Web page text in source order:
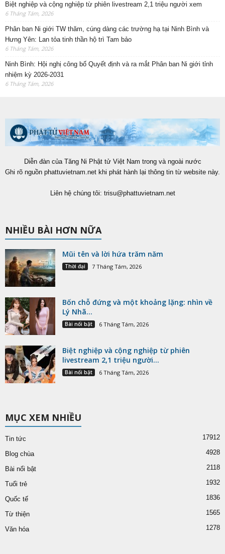
Biệt nghiệp và cộng nghiệp từ phiên livestream 2,1 triệu người xem
6 Tháng Tám, 2026
Phân ban Ni giới TW thăm, cúng dàng các trường hạ tại Ninh Bình và
Hưng Yên: Lan tỏa tinh thần hộ trì Tam bảo
6 Tháng Tám, 2026
Ninh Bình: Hội nghị công bố Quyết định và ra mắt Phân ban Ni giới tỉnh
nhiệm kỳ 2026-2031
6 Tháng Tám, 2026
Diễn đàn của Tăng Ni Phật tử Việt Nam trong và ngoài nước
Ghi rõ nguồn phattuvietnam.net khi phát hành lại thông tin từ website này.
Liên hệ chúng tôi: trisu@phattuvietnam.net
NHIỀU BÀI HƠN NỮA
Mũi tên và lời hứa trăm năm
Thời đại 7 Tháng Tám, 2026
Bốn chỗ đứng và một khoảng lặng: nhìn về
Lý Nhã...
Bài nổi bật 6 Tháng Tám, 2026
Biệt nghiệp và cộng nghiệp từ phiên
livestream 2,1 triệu người...
Bài nổi bật 6 Tháng Tám, 2026
MỤC XEM NHIỀU
Tin tức 17912
Blog chùa 4928
Bài nổi bật 2118
Tuổi trẻ 1932
Quốc tế 1836
Từ thiện 1565
Văn hóa 1278